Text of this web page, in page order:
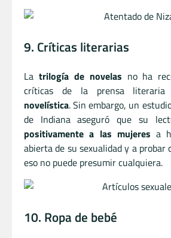
9. Críticas literarias
La trilogía de novelas no ha
críticas de la prensa
novelística. Sin embargo, un
de Indiana aseguró que su
positivamente a las mujeres a
abierta de su sexualidad y a probar
eso no puede presumir cualquiera.
10. Ropa de bebé